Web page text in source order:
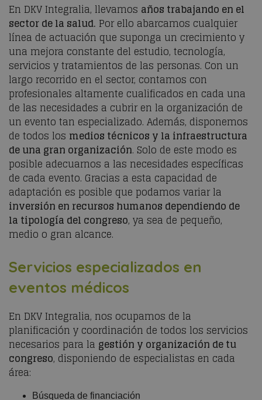
En DKV Integralia, llevamos años trabajando en el
sector de la salud. Por ello abarcamos cualquier
línea de actuación que suponga un crecimiento y
una mejora constante del estudio, tecnología,
servicios y tratamientos de las personas. Con un
largo recorrido en el sector, contamos con
profesionales altamente cualificados en cada una
de las necesidades a cubrir en la organización de
un evento tan especializado. Además, disponemos
de todos los medios técnicos y la infraestructura
de una gran organización. Solo de este modo es
posible adecuarnos a las necesidades específicas
de cada evento. Gracias a esta capacidad de
adaptación es posible que podamos variar la
inversión en recursos humanos dependiendo de
la tipología del congreso, ya sea de pequeño,
medio o gran alcance.
Servicios especializados en
eventos médicos
En DKV Integralia, nos ocupamos de la
planificación y coordinación de todos los servicios
necesarios para la gestión y organización de tu
congreso, disponiendo de especialistas en cada
área:
Búsqueda de financiación